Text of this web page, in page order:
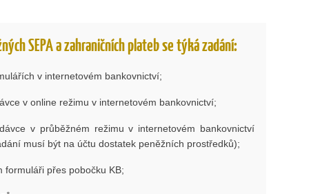
SEPA a zahraničních plateb se týká zadání:
v internetovém bankovnictví;
v online režimu v internetovém bankovnictví;
v průběžném režimu v internetovém bankovnictví
musí být na účtu dostatek peněžních prostředků);
formuláři přes pobočku KB;